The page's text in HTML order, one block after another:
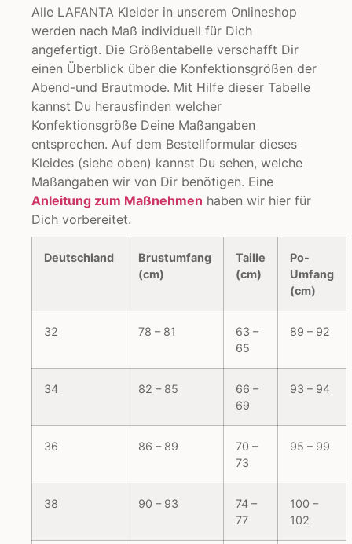
Alle LAFANTA Kleider in unserem Onlineshop
werden nach Maß individuell für Dich
angefertigt. Die Größentabelle verschafft Dir
einen Überblick über die Konfektionsgrößen der
Abend-und Brautmode. Mit Hilfe dieser Tabelle
kannst Du herausfinden welcher
Konfektionsgröße Deine Maßangaben
entsprechen. Auf dem Bestellformular dieses
Kleides (siehe oben) kannst Du sehen, welche
Maßangaben wir von Dir benötigen. Eine
Anleitung zum Maßnehmen haben wir hier für
Dich vorbereitet.
Deutschland
Brustumfang
(cm)
Taille
(cm)
Po-
Umfang
(cm)
32 78 – 81
63 –
65
89 – 92
34 82 – 85
66 –
69
93 – 94
36 86 – 89
70 –
73
95 – 99
38 90 – 93
74 –
77
100 –
102